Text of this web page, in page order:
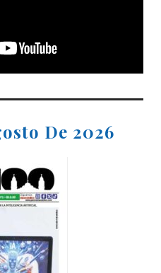
De 2026